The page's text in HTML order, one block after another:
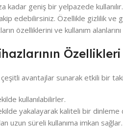
kadar geniş bir yelpazede
edebilirsiniz. Özellikle gizlilik
özelliklerini ve kullanım
Özellikleri
avantajlar sunarak etkili bir
kullanılabilirler.
yakalayarak kaliteli bir dinleme
uzun süreli kullanıma imkan sağlar.